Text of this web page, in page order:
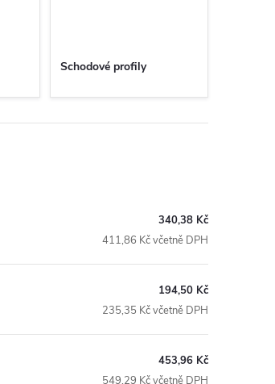
Schodové profily
340,38 Kč
411,86 Kč včetně DPH
194,50 Kč
235,35 Kč včetně DPH
453,96 Kč
549,29 Kč včetně DPH